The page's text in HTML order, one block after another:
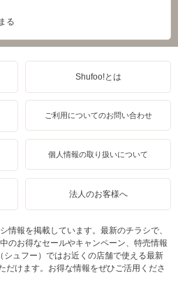
る
Shufoo!とは
ご利用についてのお問い合わせ
個人情報の取り扱いについて
法人のお客様へ
情報を掲載しています。最新のチラシで、
のお得なセールやキャンペーン、特売情報
ュフー）ではお近くの店舗で使える最新
だけます。お得な情報をぜひご活用くださ